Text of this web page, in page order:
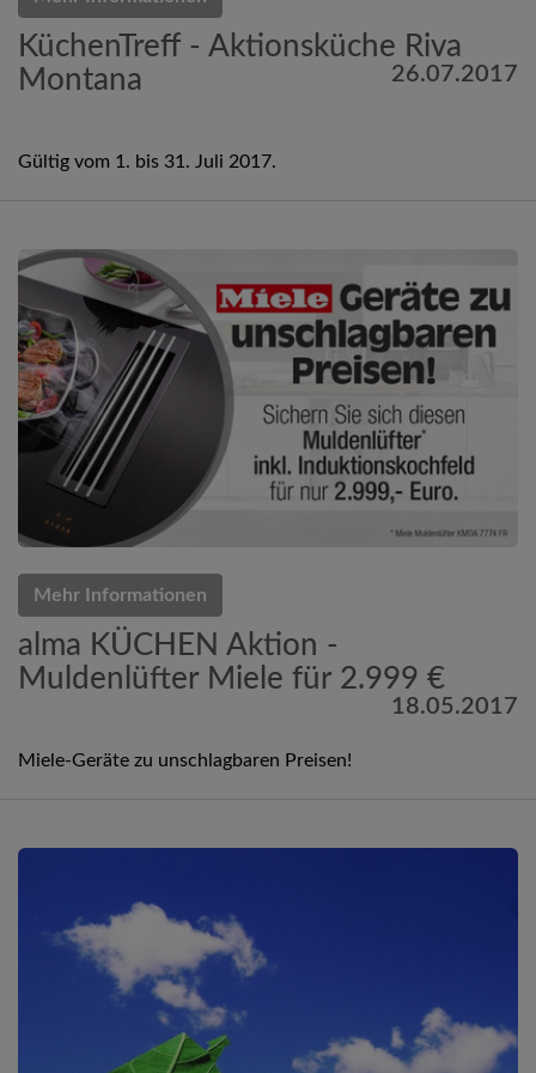
KüchenTreff - Aktionsküche Riva
Montana
26.07.2017
Gültig vom 1. bis 31. Juli 2017.
Mehr Informationen
alma KÜCHEN Aktion -
Muldenlüfter Miele für 2.999 €
18.05.2017
Miele-Geräte zu unschlagbaren Preisen!